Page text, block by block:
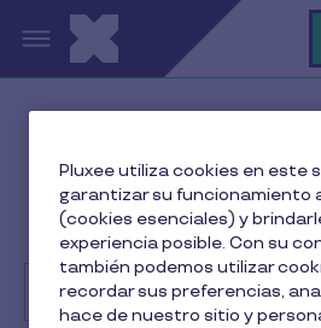
Pasar al contenido principal
Solución de problemas
¿Cuál es la diferencia entre el
medio?
Pluxee utiliza cookies en este
garantizar su funcionamiento
(cookies esenciales) y
experiencia posible. Con su
también podemos utilizar
recordar sus preferencias,
hace de nuestro sitio y